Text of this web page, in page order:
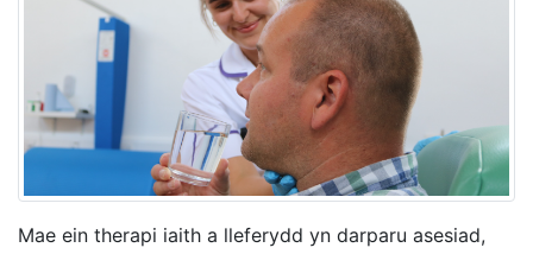
Mae ein therapi iaith a lleferydd yn darparu asesiad,